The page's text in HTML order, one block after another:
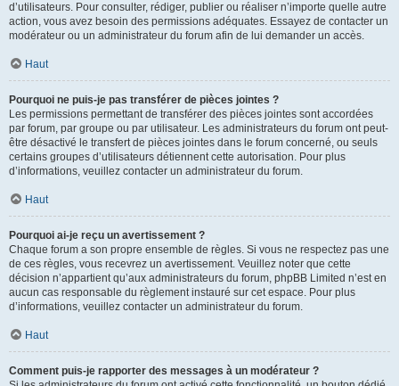
d’utilisateurs. Pour consulter, rédiger, publier ou réaliser n’importe quelle autre
action, vous avez besoin des permissions adéquates. Essayez de contacter un
modérateur ou un administrateur du forum afin de lui demander un accès.
Haut
Pourquoi ne puis-je pas transférer de pièces jointes ?
Les permissions permettant de transférer des pièces jointes sont accordées
par forum, par groupe ou par utilisateur. Les administrateurs du forum ont peut-
être désactivé le transfert de pièces jointes dans le forum concerné, ou seuls
certains groupes d’utilisateurs détiennent cette autorisation. Pour plus
d’informations, veuillez contacter un administrateur du forum.
Haut
Pourquoi ai-je reçu un avertissement ?
Chaque forum a son propre ensemble de règles. Si vous ne respectez pas une
de ces règles, vous recevrez un avertissement. Veuillez noter que cette
décision n’appartient qu’aux administrateurs du forum, phpBB Limited n’est en
aucun cas responsable du règlement instauré sur cet espace. Pour plus
d’informations, veuillez contacter un administrateur du forum.
Haut
Comment puis-je rapporter des messages à un modérateur ?